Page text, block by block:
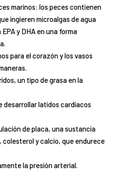
marinos: los peces contienen
ingieren microalgas de agua
y DHA en una forma
para el corazón y los vasos
un tipo de grasa en la
desarrollar latidos cardíacos
de placa, una sustancia
colesterol y calcio, que endurece
la presión arterial.